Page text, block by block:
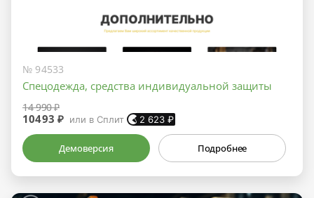
№ 94533
Спецодежда, средства индивидуальной защиты
14 990 ₽
10493 ₽ или в Сплит 2 623 ₽
Демоверсия Подробнее